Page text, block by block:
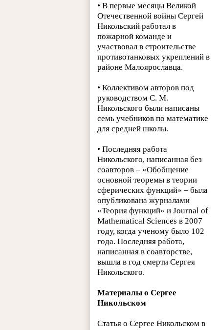
• В первые месяцы Великой
Отечественной войны Сергей
Никольский работал в
пожарной команде и
участвовал в строительстве
противотанковых укреплений в
районе Малоярославца.
• Коллективом авторов под
руководством С. М.
Никольского были написаны
семь учебников по математике
для средней школы.
• Последняя работа
Никольского, написанная без
соавторов – «Обобщение
основной теоремы в теории
сферических функций» – была
опубликована журналами
«Теория функций» и Journal of
Mathematical Sciences в 2007
году, когда ученому было 102
года. Последняя работа,
написанная в соавторстве,
вышла в год смерти Сергея
Никольского.
Материалы о Сергее
Никольском
Статья о Сергее Никольском в